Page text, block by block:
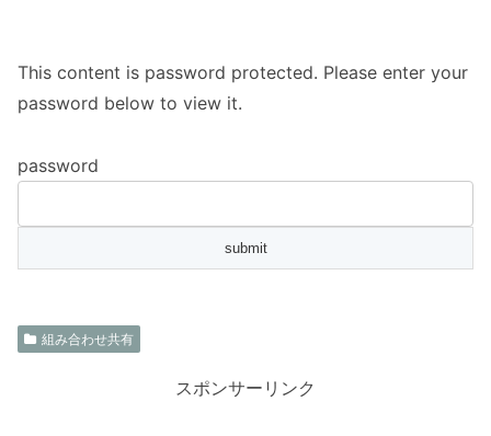
This content is password protected. Please enter your
password below to view it.
password
組み合わせ共有
スポンサーリンク